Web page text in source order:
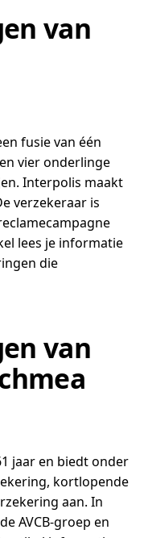
van
fusie van één
vier onderlinge
Interpolis maakt
verzekeraar is
lees je informatie
die
van
jaar en biedt onder
kortlopende
aan. In
AVCB-groep en